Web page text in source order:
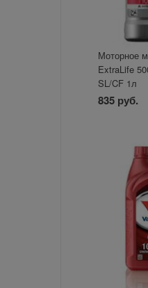
Моторное
ExtraLife
SL/CF 1л
835 руб.